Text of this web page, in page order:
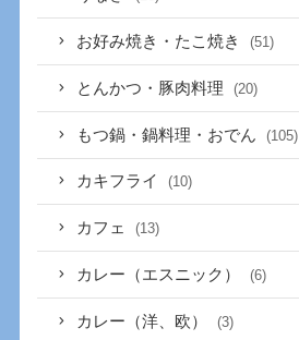
お好み焼き・たこ焼き (51)
とんかつ・豚肉料理 (20)
もつ鍋・鍋料理・おでん (105)
カキフライ (10)
カフェ (13)
カレー（エスニック） (6)
カレー（洋、欧） (3)